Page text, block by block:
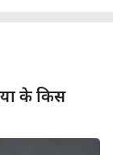
के किस